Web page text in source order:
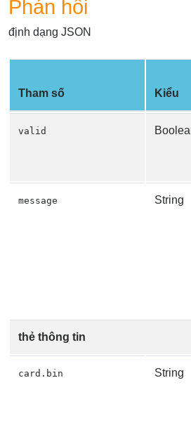
Phản hồi
định dạng JSON
Tham số Kiểu
valid
message String
thẻ thông tin
card.bin String